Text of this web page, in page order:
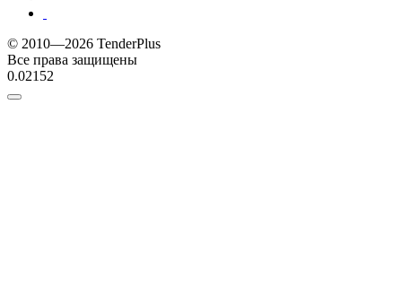
© 2010—2026 TenderPlus
Все права защищены
0.02152